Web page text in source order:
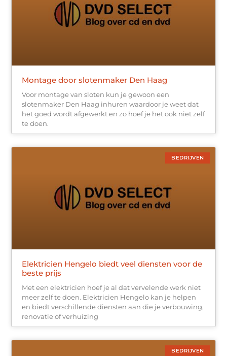
Montage door slotenmaker Den Haag
Voor montage van sloten kun je gewoon een
slotenmaker Den Haag inhuren waardoor je weet dat
het goed wordt afgewerkt en zo hoef je het ook niet zelf
te doen.
BEDRIJVEN
Elektricien Hengelo biedt veel diensten voor de
beste prijs
Met een elektricien hoef je al dat vervelende werk niet
meer zelf te doen. Elektricien Hengelo kan je helpen
en biedt verschillende diensten aan die je verbouwing,
renovatie of verhuizing
BEDRIJVEN